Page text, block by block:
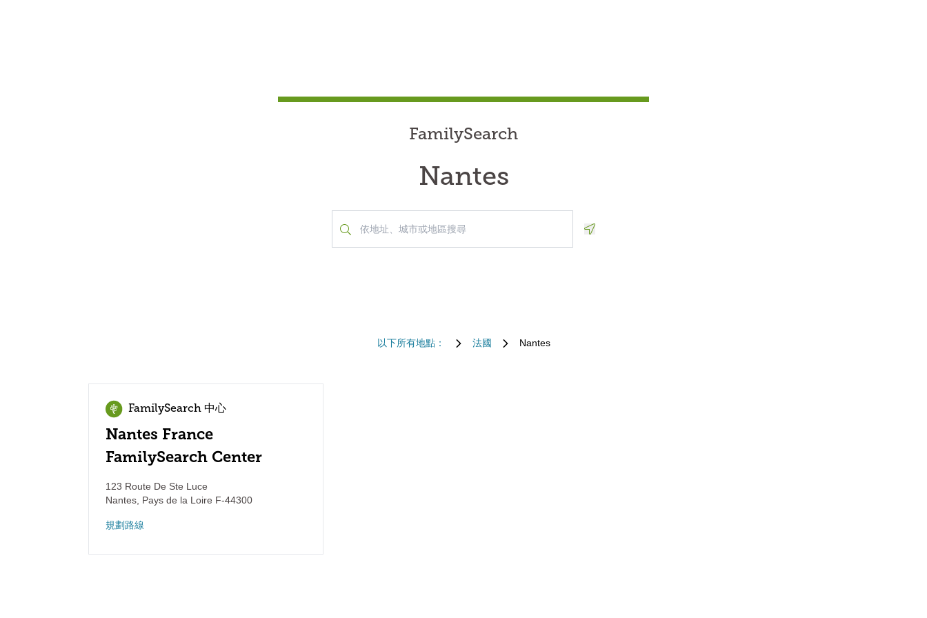
FamilySearch
Nantes
以下所有地點： 法國 Nantes
FamilySearch 中心
Nantes France
FamilySearch Center
123 Route De Ste Luce
Nantes Pays de la Loire F-44300
規劃路線